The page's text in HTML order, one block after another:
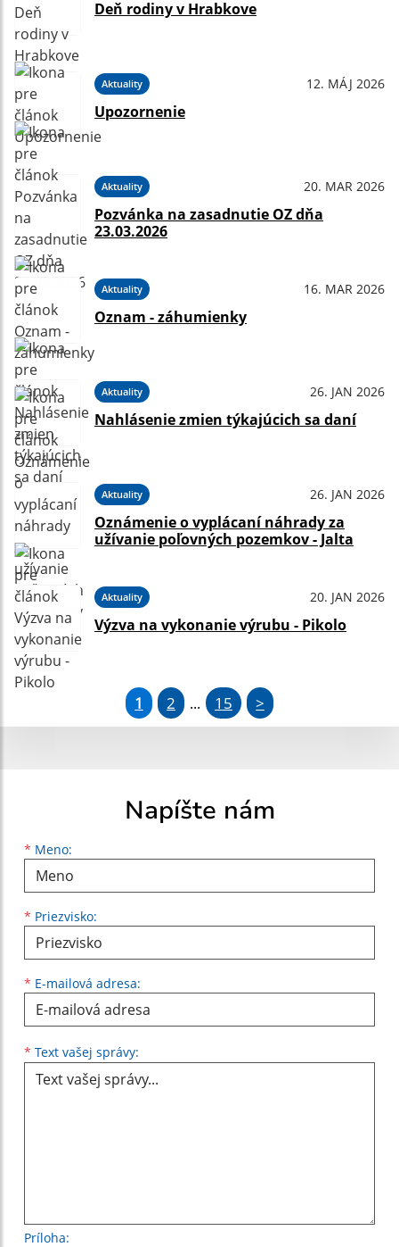
Deň rodiny v Hrabkove
Aktuality 12. MÁJ 2026
Upozornenie
Aktuality 20. MAR 2026
Pozvánka na zasadnutie OZ dňa
23.03.2026
Aktuality 16. MAR 2026
Oznam - záhumienky
Aktuality 26. JAN 2026
Nahlásenie zmien týkajúcich sa daní
Aktuality 26. JAN 2026
Oznámenie o vyplácaní náhrady za
užívanie poľovných pozemkov - Jalta
Aktuality 20. JAN 2026
Výzva na vykonanie výrubu - Pikolo
1 2 ... 15 >
Napíšte nám
* Meno:
Meno
* Priezvisko:
Priezvisko
* E-mailová adresa:
E-mailová adresa
* Text vašej správy:
Príloha: